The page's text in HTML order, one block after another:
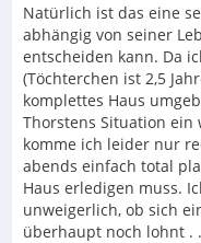
Natürlich ist das eine
abhängig von seiner
entscheiden kann. Da
(Töchterchen ist 2,5
komplettes Haus
Thorstens Situation ein
komme ich leider nur
abends einfach total
Haus erledigen muss.
unweigerlich, ob sich
überhaupt noch lohnt .